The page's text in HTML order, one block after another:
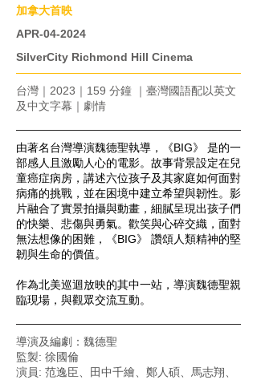
加拿大首映
APR-04-2024
SilverCity Richmond Hill Cinema
台灣｜2023｜159 分鐘 ｜臺灣國語配以英文
及中文字幕｜劇情
由著名台灣導演魏德聖執導，《BIG》 是的一
部感人且激勵人心的電影。故事背景設定在兒
童癌症病房，講述六位孩子及其家庭如何面對
病痛的挑戰，並在困境中建立希望與韌性。影
片融合了實景拍攝與動畫，細膩呈現出孩子們
的快樂、悲傷與勇氣。歡笑與心碎交織，面對
無法想像的困難，《BIG》 讚頌人類精神的堅
韌與生命的價值。
作為北美巡迴放映的其中一站，導演魏德聖親
臨現場，與觀眾交流互動。
導演及編劇：魏德聖
監製: 徐國倫
演員: 范逸臣、田中千繪、鄭人碩、馬志翔、